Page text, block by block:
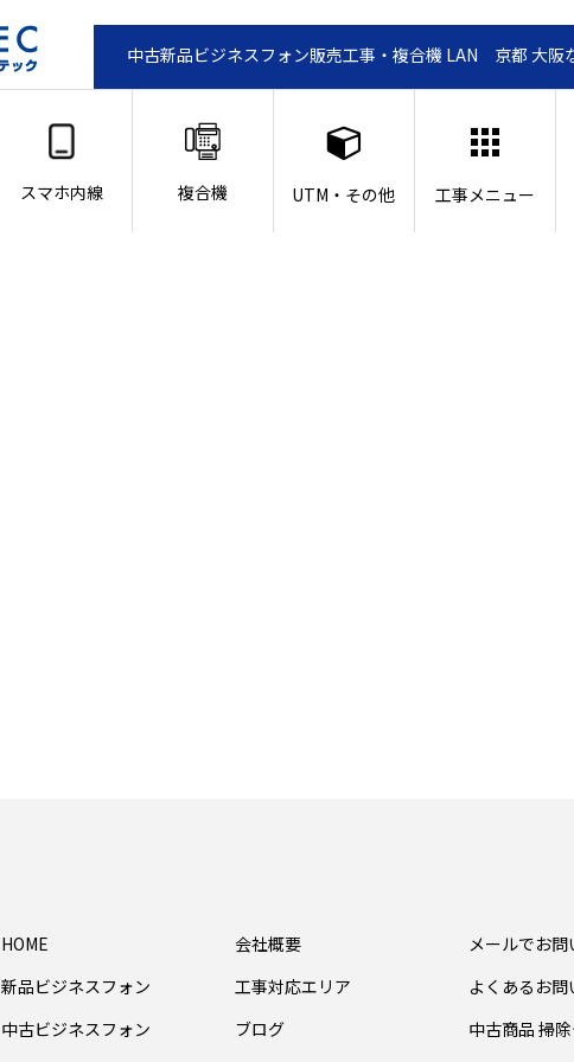
中古新品ビジネスフォン販売工事・複合機 LAN 京都 大阪
スマホ内線 複合機 UTM・その他 工事メニュー
HOME
新品ビジネスフォン
中古ビジネスフォン
会社概要
工事対応エリア
ブログ
メールでお問
よくあるお問
中古商品 掃